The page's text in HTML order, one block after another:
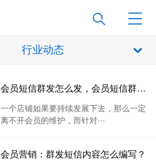
行业动态
会员短信群发怎么发，会员短信群发怎么操作
一个店铺如果要持续发展下去，那么一定
离不开会员的维护，而针对···
会员营销：群发短信内容怎么编写？